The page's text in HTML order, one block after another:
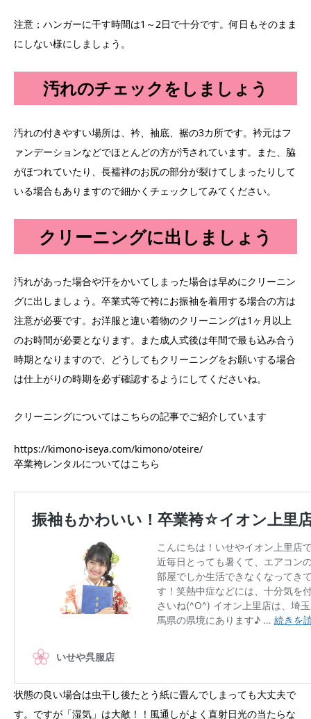
注意；ハンガーに干す時間は1～2日で十分です。何日もそのまま
にしない様にしましょう。
汚れのチェックをしましょう
汚れの付きやすい場所は、衿、袖底、裾の3カ所です。衿元はフ
ァンデーションなどでほとんどの方が汚されています。また、脇
がほつれていたり、長襦袢のお尻の部分が裂けてしまったりして
いる場合もありますので細かくチェックしてみてください。
クリーニングに出しましょう
汚れがあった場合や汗をかいてしまった場合は早めにクリーニン
グに出しましょう。卒業式等で袴にお振袖を着用する場合の方は
注意が必要です。お洋服と違い着物のクリーニングは1ヶ月以上
のお時間が必要となります。また成人式後は年間で最も込み合う
時期となりますので、どうしてもクリーニングをお願いする場合
は仕上がりの時期を必ず確認するようにしてくださいね。
クリーニングについてはこちらの記事でご紹介しています
https://kimono-iseya.com/kimono/oteire/
卒業袴レンタルについてはこちら
状態の良い場合は虫干し後たとう紙に畳んでしまっても大丈夫で
す。ですが「湿気」は大敵！！風通しがよく直射日光の当たらな